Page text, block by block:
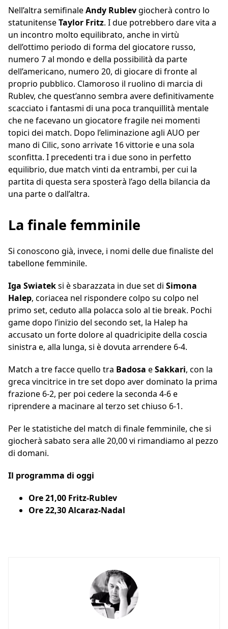
Nell’altra semifinaleAndy Rublevgiocherà contro lo
statunitenseTaylor Fritz. I due potrebbero dare vita a
un incontro molto equilibrato, anche in virtù
dell’ottimo periodo di forma del giocatore russo,
numero 7 al mondo e della possibilità da parte
dell’americano, numero 20, di giocare di fronte al
proprio pubblico. Clamoroso il ruolino di marcia di
Rublev, che quest’anno sembra avere definitivamente
scacciato i fantasmi di una poca tranquillità mentale
che ne facevano un giocatore fragile nei momenti
topici dei match. Dopo l’eliminazione agli AUO per
mano di Cilic, sono arrivate 16 vittorie e una sola
sconfitta. I precedenti tra i due sono in perfetto
equilibrio, due match vinti da entrambi, per cui la
partita di questa sera sposterà l’ago della bilancia da
una parte o dall’altra.
La finale femminile
Si conoscono già, invece, i nomi delle due finaliste del
tabellone femminile.
Iga Swiateksi è sbarazzata in due set di Simona
Halep, coriacea nel rispondere colpo su colpo nel
primo set, ceduto alla polacca solo al tie break. Pochi
game dopo l’inizio del secondo set, la Halep ha
accusato un forte dolore al quadricipite della coscia
sinistra e, alla lunga, si è dovuta arrendere 6-4.
Match a tre facce quello tra Badosa eSakkari, con la
greca vincitrice in tre set dopo aver dominato la prima
frazione 6-2, per poi cedere la seconda 4-6 e
riprendere a macinare al terzo set chiuso 6-1.
Per le statistiche del match di finale femminile, che si
giocherà sabato sera alle 20,00 vi rimandiamo al pezzo
di domani.
Il programma di oggi
Ore 21,00 Fritz-Rublev
Ore 22,30 Alcaraz-Nadal